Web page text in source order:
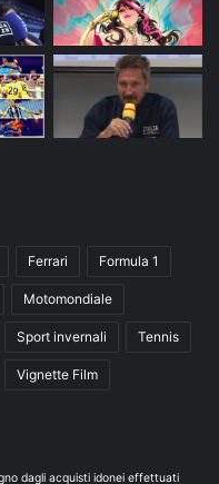
Ferrari Formula 1
Motomondiale
Sport invernali Tennis
Vignette Film
dagli acquisti idonei effettuati